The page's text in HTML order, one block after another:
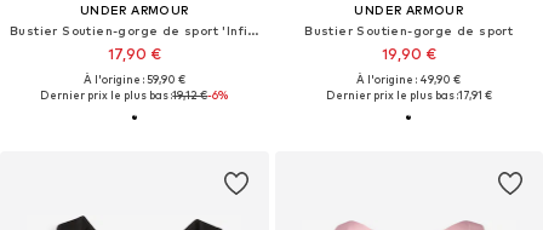
UNDER ARMOUR
Bustier Soutien-gorge de sport 'Infinity High'
17,90 €
À l'origine : 59,90 €
Dernier prix le plus bas :19,12 €-6%
UNDER ARMOUR
Bustier Soutien-gorge de sport
19,90 €
À l'origine : 49,90 €
Dernier prix le plus bas :17,91 €